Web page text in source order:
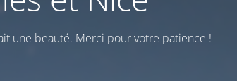
une beauté. Merci pour votre patience !